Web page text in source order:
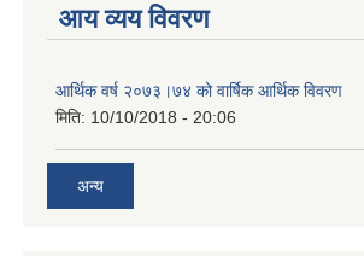
आय व्यय विवरण
आर्थिक वर्ष २०७३।७४ को वार्षिक आर्थिक विवरण
मिति: 10/10/2018 - 20:06
अन्य